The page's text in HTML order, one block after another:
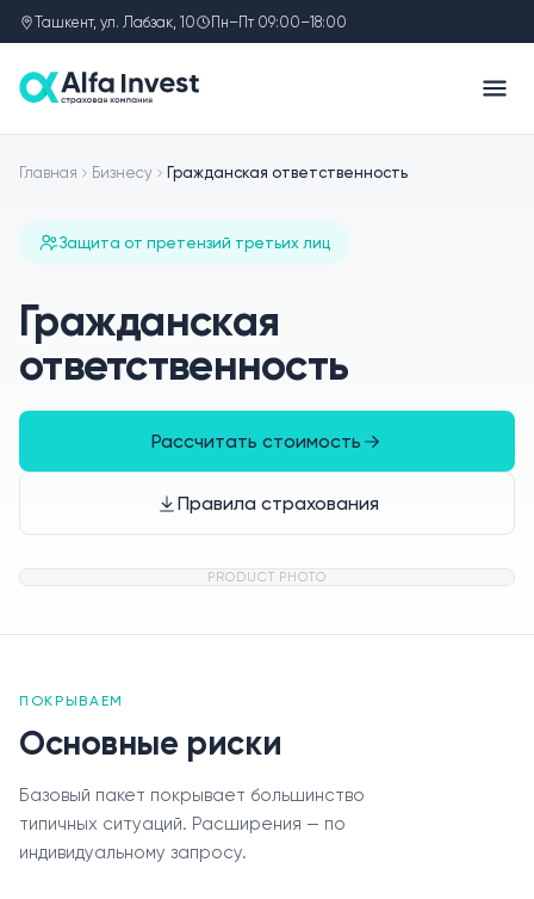
Ташкент, ул. Лабзак, 10 Пн–Пт 09:00–18:00
Главная Бизнесу Гражданская ответственность
Защита от претензий третьих лиц
Гражданская
ответственность
Рассчитать стоимость
Правила страхования
PRODUCT PHOTO
ПОКРЫВАЕМ
Основные риски
Базовый пакет покрывает большинство
типичных ситуаций. Расширения — по
индивидуальному запросу.